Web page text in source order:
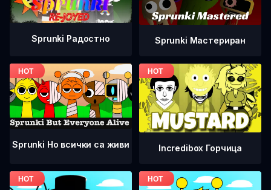
Sprunki Радостно Sprunki Мастериран
Sprunki Но всички са живи Incredibox Горчица